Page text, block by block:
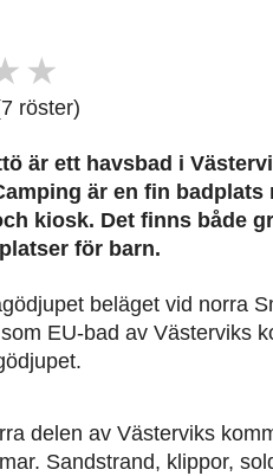
★
röster)
är ett havsbad i
är en fin badplats
kiosk. Det finns både
för barn.
beläget vid norra
EU-bad av Västerviks
delen av Västerviks
Sandstrand, klippor,